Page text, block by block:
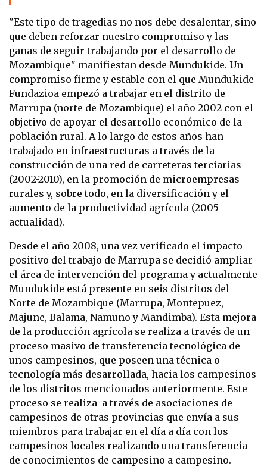
"Este tipo de tragedias no nos debe desalentar, sino
que deben reforzar nuestro compromiso y las
ganas de seguir trabajando por el desarrollo de
Mozambique" manifiestan desde Mundukide. Un
compromiso firme y estable con el que Mundukide
Fundazioa empezó a trabajar en el distrito de
Marrupa (norte de Mozambique) el año 2002 con el
objetivo de apoyar el desarrollo económico de la
población rural. A lo largo de estos años han
trabajado en infraestructuras a través de la
construcción de una red de carreteras terciarias
(2002-2010), en la promoción de microempresas
rurales y, sobre todo, en la diversificación y el
aumento de la productividad agrícola (2005 –
actualidad).
Desde el año 2008, una vez verificado el impacto
positivo del trabajo de Marrupa se decidió ampliar
el área de intervención del programa y actualmente
Mundukide está presente en seis distritos del
Norte de Mozambique (Marrupa, Montepuez,
Majune, Balama, Namuno y Mandimba). Esta mejora
de la producción agrícola se realiza a través de un
proceso masivo de transferencia tecnológica de
unos campesinos, que poseen una técnica o
tecnología más desarrollada, hacia los campesinos
de los distritos mencionados anteriormente. Este
proceso se realiza a través de asociaciones de
campesinos de otras provincias que envía a sus
miembros para trabajar en el día a día con los
campesinos locales realizando una transferencia
de conocimientos de campesino a campesino.